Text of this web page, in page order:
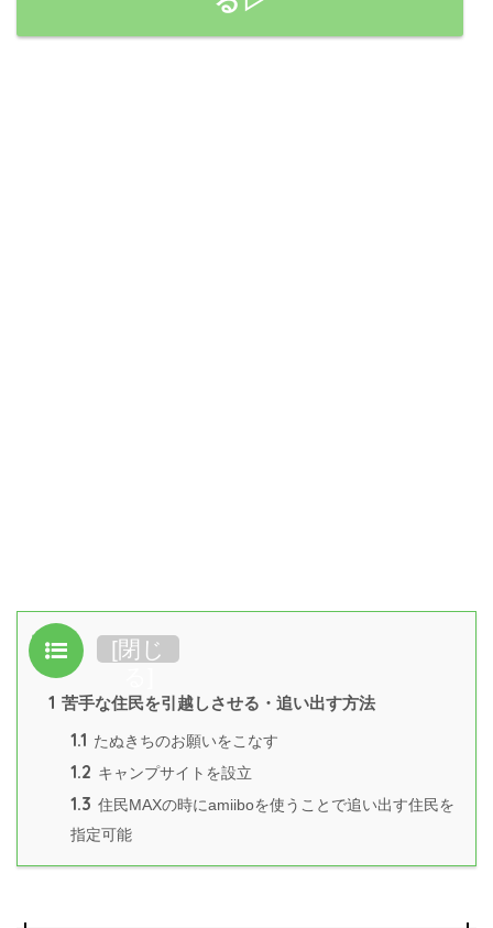
目次 [閉じ
1 苦手な住民を引越しさせる・追い出す方法
1.1 たぬきちのお願いをこなす
1.2 キャンプサイトを設立
1.3 住民MAXの時にamiiboを使うことで追い出す住民を
指定可能